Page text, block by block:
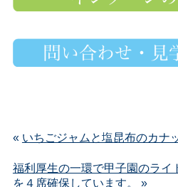
« いちごジャムと塩昆布のカナ
福利厚生の一環で甲子園のライ
を４席確保しています。
»